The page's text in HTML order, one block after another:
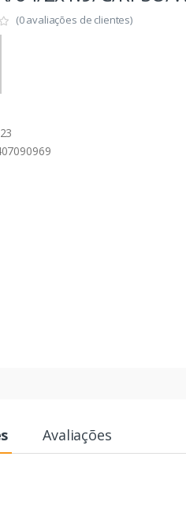
(0 avaliações de clientes)
Avaliações